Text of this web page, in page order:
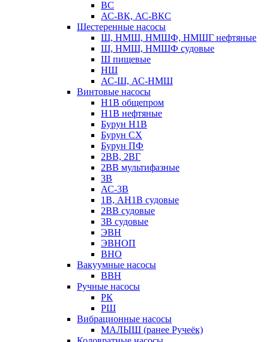
ВС
АС-ВК, АС-ВКС
Шестеренные насосы
Ш, НМШ, НМШФ, НМШГ нефтяные
Ш, НМШ, НМШФ судовые
Ш пищевые
НШ
АС-Ш, АС-НМШ
Винтовые насосы
Н1В общепром
Н1В нефтяные
Бурун Н1В
Бурун СХ
Бурун ПФ
2ВВ, 2ВГ
2ВВ мультифазные
3В
АС-3В
1В, АН1В судовые
2ВВ судовые
3В судовые
ЭВН
ЭВНОП
ВНО
Вакуумные насосы
ВВН
Ручные насосы
РК
РШ
Вибрационные насосы
МАЛЫШ (ранее Ручеёк)